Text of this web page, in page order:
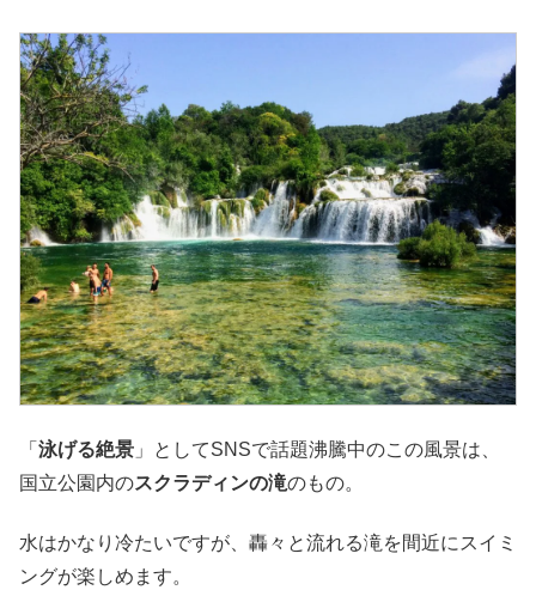
「 泳げる絶景 」としてSNSで話題沸騰中のこの風景は、
国立公園内のスクラディンの滝のもの。
水はかなり冷たいですが、轟々と流れる滝を間近にスイミ
ングが楽しめます。